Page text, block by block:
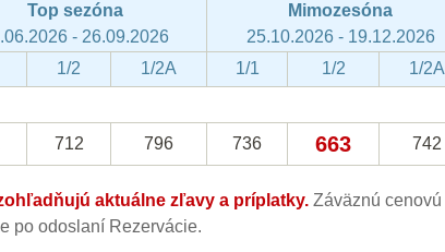
Top sezóna
- 26.09.2026
Mimozesóna
25.10.2026 - 19.12.2026
1/2 1/2A 1/1 1/2
1/2A
712 796 736 663 742
aktuálne zľavy a príplatky. Záväznú cenovú
po odoslaní Rezervácie.